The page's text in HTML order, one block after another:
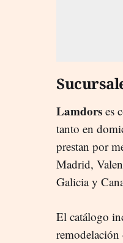
Lamdors es
tanto en
prestan por
Madrid,
Galicia y
El catálogo